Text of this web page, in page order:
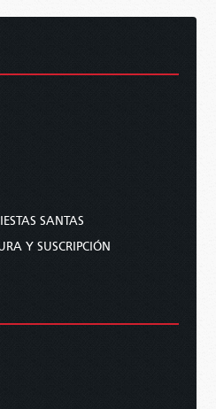
SANTAS
Y SUSCRIPCIÓN